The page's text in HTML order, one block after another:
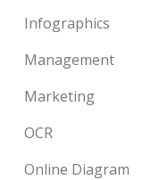
Infographics
Management
Marketing
OCR
Online Diagram